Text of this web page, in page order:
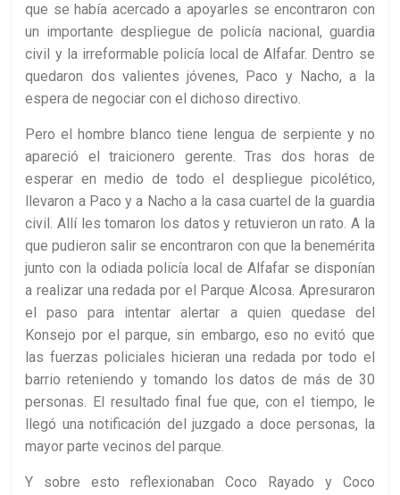
que se había acercado a apoyarles se encontraron con
un importante despliegue de policía nacional, guardia
civil y la irreformable policía local de Alfafar. Dentro se
quedaron dos valientes jóvenes, Paco y Nacho, a la
espera de negociar con el dichoso directivo.
Pero el hombre blanco tiene lengua de serpiente y no
apareció el traicionero gerente. Tras dos horas de
esperar en medio de todo el despliegue picolético,
llevaron a Paco y a Nacho a la casa cuartel de la guardia
civil. Allí les tomaron los datos y retuvieron un rato. A la
que pudieron salir se encontraron con que la benemérita
junto con la odiada policía local de Alfafar se disponían
a realizar una redada por el Parque Alcosa. Apresuraron
el paso para intentar alertar a quien quedase del
Konsejo por el parque, sin embargo, eso no evitó que
las fuerzas policiales hicieran una redada por todo el
barrio reteniendo y tomando los datos de más de 30
personas. El resultado final fue que, con el tiempo, le
llegó una notificación del juzgado a doce personas, la
mayor parte vecinos del parque.
Y sobre esto reflexionaban Coco Rayado y Coco